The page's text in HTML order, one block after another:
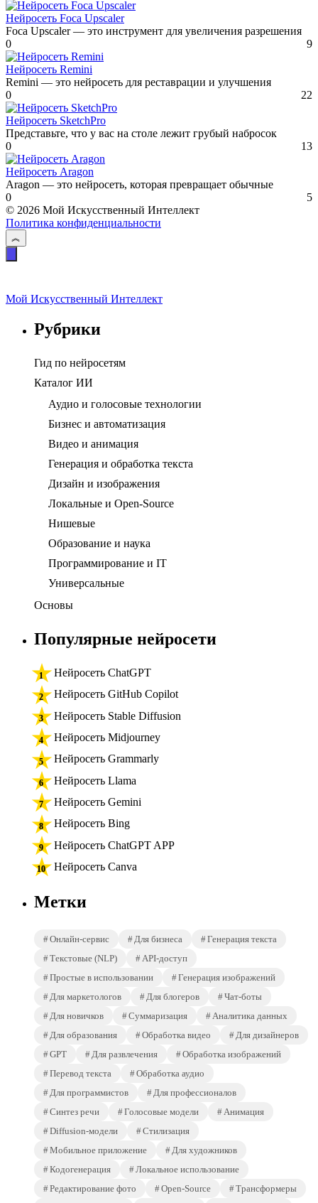
Нейросеть Foca Upscaler
Foca Upscaler — это инструмент для увеличения разрешения
0
9
Нейросеть Remini
Remini — это нейросеть для реставрации и улучшения
0
22
Нейросеть SketchPro
Представьте, что у вас на столе лежит грубый набросок
0
13
Нейросеть Aragon
Aragon — это нейросеть, которая превращает обычные
0
5
© 2026 Мой Искусственный Интеллект
Политика конфиденциальности
Мой Искусственный Интеллект
Рубрики
Гид по нейросетям
Каталог ИИ
Аудио и голосовые технологии
Бизнес и автоматизация
Видео и анимация
Генерация и обработка текста
Дизайн и изображения
Локальные и Open-Source
Нишевые
Образование и наука
Программирование и IT
Универсальные
Основы
Популярные нейросети
Нейросеть ChatGPT
Нейросеть GitHub Copilot
Нейросеть Stable Diffusion
Нейросеть Midjourney
Нейросеть Grammarly
Нейросеть Llama
Нейросеть Gemini
Нейросеть Bing
Нейросеть ChatGPT APP
Нейросеть Canva
Метки
Онлайн-сервис Для бизнеса
Генерация текста
Текстовые (NLP)
API-доступ
Простые в использовании
Генерация изображений
Для маркетологов
Для блогеров
Чат-боты
Для новичков
Суммаризация
Аналитика данных
Для образования
Обработка видео
Для дизайнеров
GPT
Для развлечения
Обработка изображений
Перевод текста
Обработка аудио
Для программистов
Для профессионалов
Синтез речи
Голосовые модели
Анимация
Diffusion-модели
Стилизация
Мобильное приложение
Для художников
Кодогенерация
Локальное использование
Редактирование фото
Open-Source
Трансформеры